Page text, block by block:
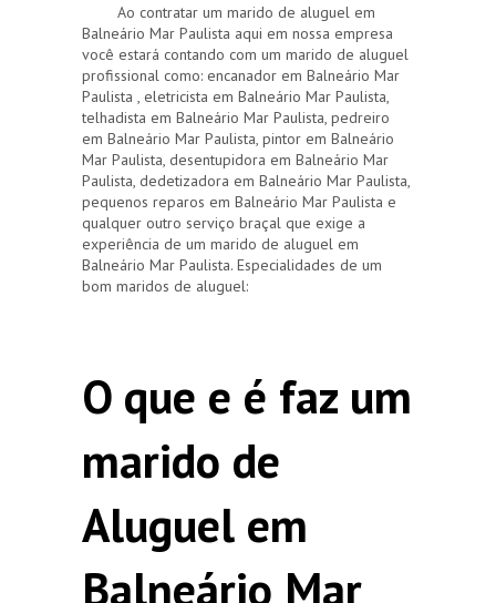
Ao contratar um marido de aluguel em
Balneário Mar Paulista aqui em nossa empresa
você estará contando com um marido de aluguel
profissional como: encanador em Balneário Mar
Paulista , eletricista em Balneário Mar Paulista,
telhadista em Balneário Mar Paulista, pedreiro
em Balneário Mar Paulista, pintor em Balneário
Mar Paulista, desentupidora em Balneário Mar
Paulista, dedetizadora em Balneário Mar Paulista,
pequenos reparos em Balneário Mar Paulista e
qualquer outro serviço braçal que exige a
experiência de um marido de aluguel em
Balneário Mar Paulista. Especialidades de um
bom maridos de aluguel:
O que e é faz um
marido de
Aluguel em
Balneário Mar